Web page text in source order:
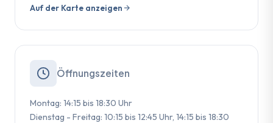
Auf der Karte anzeigen
Öffnungszeiten
Montag: 14:15 bis 18:30 Uhr
Dienstag - Freitag: 10:15 bis 12:45 Uhr, 14:15 bis 18:30